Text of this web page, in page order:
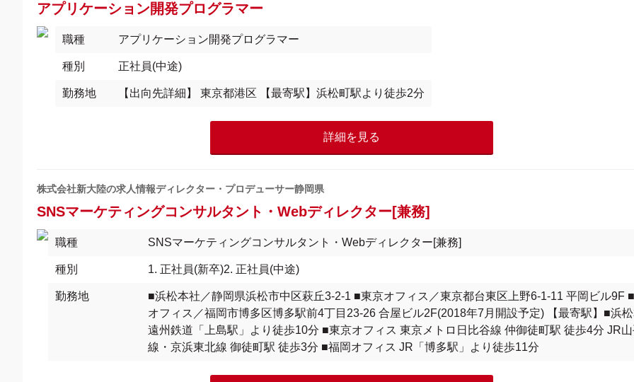
アプリケーション開発プログラマー
職種 アプリケーション開発プログラマー
種別 正社員(中途)
勤務地 【出向先詳細】 東京都港区 【最寄駅】浜松町駅より徒歩2分
詳細を見る
株式会社新大陸の求人情報ディレクター・プロデューサー静岡県
SNSマーケティングコンサルタント・Webディレクター[兼務]
職種 SNSマーケティングコンサルタント・Webディレクター[兼務]
種別 1. 正社員(新卒)2. 正社員(中途)
勤務地
■浜松本社／静岡県浜松市中区萩丘3-2-1 ■東京オフィス／東京都台東区上野6-1-11 平岡ビル9F
オフィス／福岡市博多区博多駅前4丁目23-26 合屋ビル2F(2018年7月開設予定) 【最寄駅】■浜
遠州鉄道「上島駅」より徒歩10分 ■東京オフィス 東京メトロ日比谷線 仲御徒町駅 徒歩4分 JR
線・京浜東北線 御徒町駅 徒歩3分 ■福岡オフィス JR「博多駅」より徒歩11分